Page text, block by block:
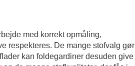
med korrekt opmåling,
respekteres. De mange stofvalg gør
kan foldegardiner desuden give